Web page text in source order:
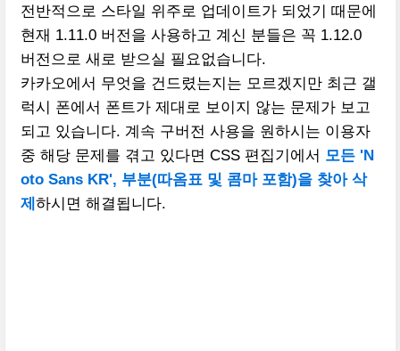
전반적으로 스타일 위주로 업데이트가 되었기 때문에
현재 1.11.0 버전을 사용하고 계신 분들은 꼭 1.12.0
버전으로 새로 받으실 필요없습니다.
카카오에서 무엇을 건드렸는지는 모르겠지만 최근 갤
럭시 폰에서 폰트가 제대로 보이지 않는 문제가 보고
되고 있습니다. 계속 구버전 사용을 원하시는 이용자
중 해당 문제를 겪고 있다면 CSS 편집기에서 모든 'N
oto Sans KR', 부분(따옴표 및 콤마 포함)을 찾아 삭
제 하시면 해결됩니다.